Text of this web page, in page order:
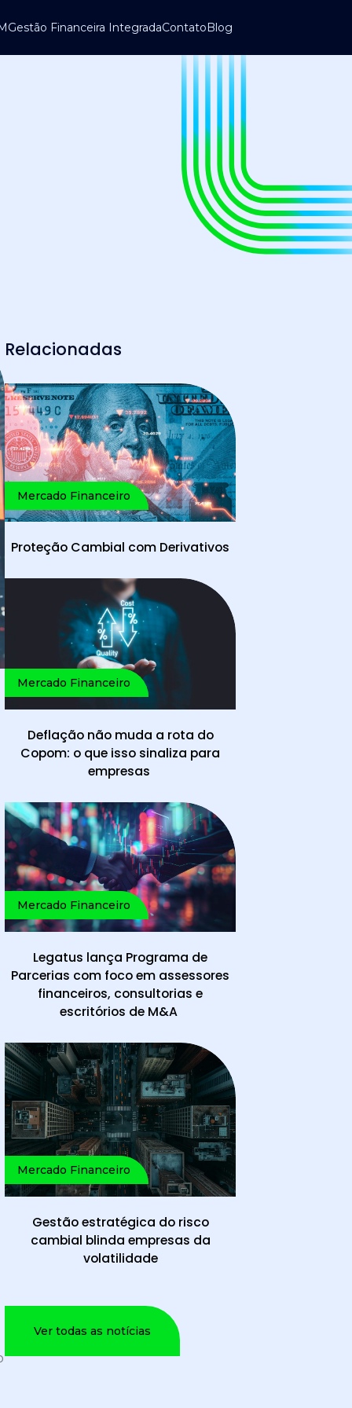
Gestão Financeira IntegradaContatoBlog
Relacionadas
Mercado Financeiro
Proteção Cambial com Derivativos
Mercado Financeiro
Deflação não muda a rota do
Copom: o que isso sinaliza para
empresas
Mercado Financeiro
Legatus lança Programa de
Parcerias com foco em assessores
financeiros, consultorias e
escritórios de M&A
Mercado Financeiro
Gestão estratégica do risco
cambial blinda empresas da
volatilidade
Ver todas as notícias